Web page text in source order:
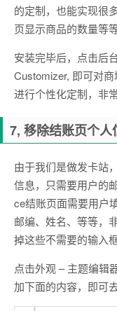
的定制，也能实现很
页显示商品的数量等等
安装完毕后，点击后
Customizer, 即可对
进行个性化定制，非常
7, 移除结账页个人
由于我们是做发卡站
信息，只需要用户的
ce结账页面需要用户
邮编、姓名、等等，
掉这些不需要的输入框
点击外观 – 主题编辑
加下面的内容，即可